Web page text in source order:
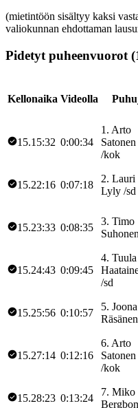
(mietintöön sisältyy kaksi
valiokunnan ehdottaman
Pidetyt puheenvuorot
Kellonaika Videolla
15.15:32 0:00:34
1 . Arto
Satonen
/kok
15.22:16 0:07:18
2. Lauri
Lyly /sd
15.23:33 0:08:35
3. Timo
Suhonen
15.24:43 0:09:45
4. Tuula
/sd
15.25:56 0:10:57
5. Joona
Räsänen
15.27:14 0:12:16
6. Arto
Satonen
/kok
15.28:23 0:13:24
7. Miko